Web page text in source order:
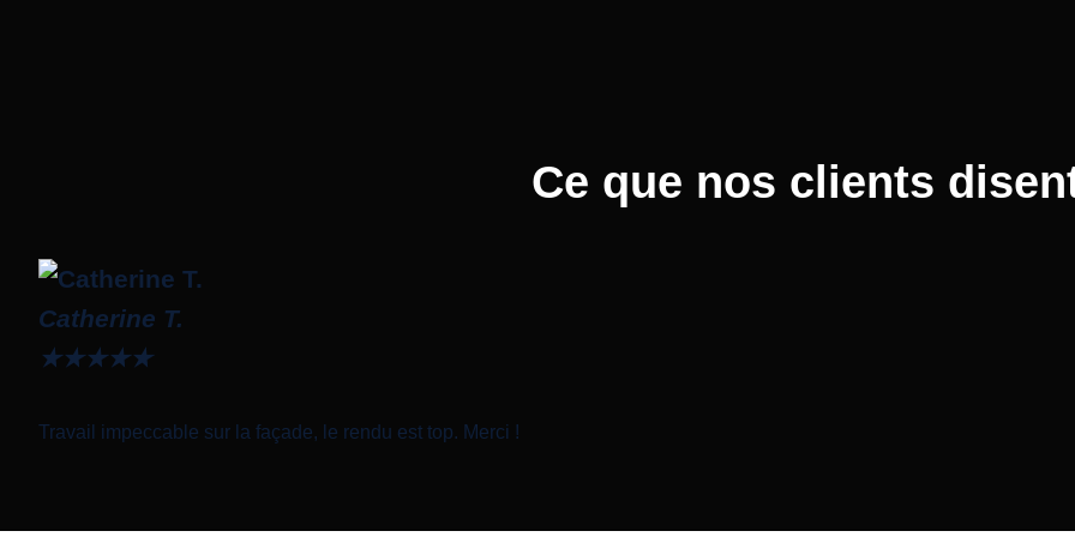
Ce que nos clients
Catherine T.
★★★★★
Travail impeccable sur la façade, le rendu est top. Merci !